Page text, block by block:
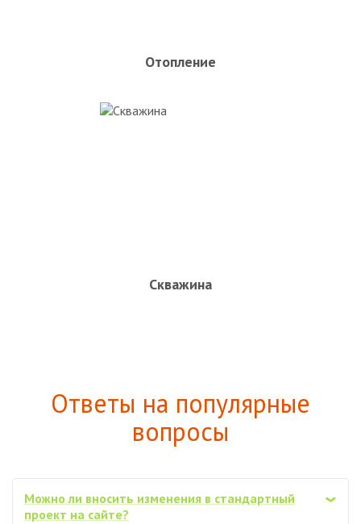
Отопление
Скважина
Ответы на популярные
вопросы
‹
Можно ли вносить изменения в стандартный
проект на сайте?